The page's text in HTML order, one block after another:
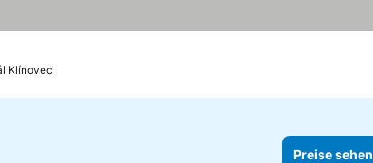
Klínovec
Preise sehen